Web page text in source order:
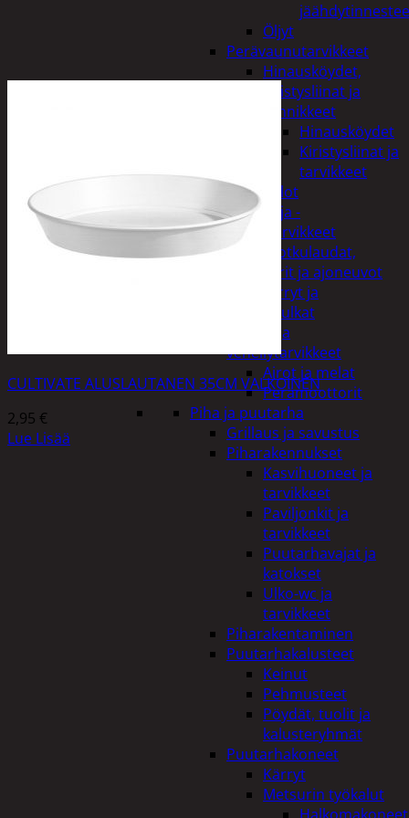
Öljyt
Perävaunutarvikkeet
Hinausköydet,
kiristysliinat ja
kiinnikkeet
Hinausköydet
Kiristysliinat ja
tarvikkeet
Valot
Rengas ja -
vannetarvikkeet
Sähköpotkulaudat,
skootterit ja ajoneuvot
Tukkikärryt ja
juontopulkat
Veneet ja
veneilytarvikkeet
Airot ja melat
Perämoottorit
Piha ja puutarha
Grillaus ja savustus
Piharakennukset
Kasvihuoneet ja
tarvikkeet
Paviljonkit ja
tarvikkeet
Puutarhavajat ja
katokset
Ulko-wc ja
tarvikkeet
Piharakentaminen
Puutarhakalusteet
Keinut
Pehmusteet
Pöydät, tuolit ja
kalusteryhmät
Puutarhakoneet
Kärryt
Metsurin työkalut
CULTIVATE ALUSLAUTANEN 35CM VALKOINEN
2,95 €
Lue Lisää